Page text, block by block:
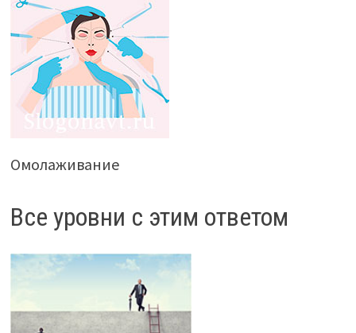
Омолаживание
Все уровни с этим ответом